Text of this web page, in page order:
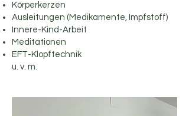
Körperkerzen
Ausleitungen (Medikamente, Impfstoff)
Innere-Kind-Arbeit
Meditationen
EFT-Klopftechnik
u. v. m.